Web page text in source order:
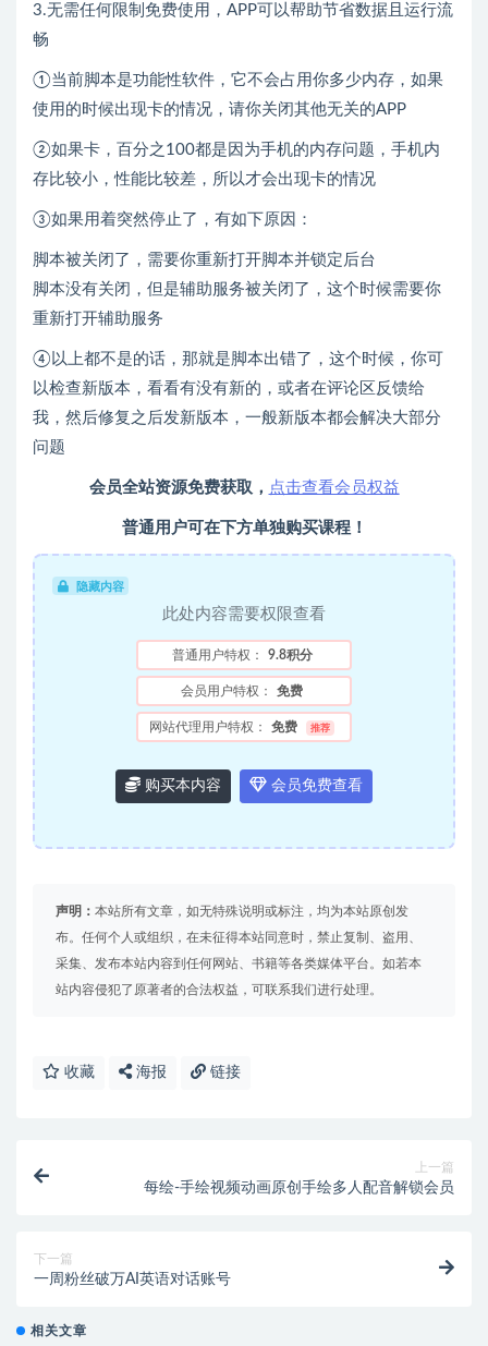
3.无需任何限制免费使用，APP可以帮助节省数据且运行流
畅
①当前脚本是功能性软件，它不会占用你多少内存，如果
使用的时候出现卡的情况，请你关闭其他无关的APP
②如果卡，百分之100都是因为手机的内存问题，手机内
存比较小，性能比较差，所以才会出现卡的情况
③如果用着突然停止了，有如下原因：
脚本被关闭了，需要你重新打开脚本并锁定后台
脚本没有关闭，但是辅助服务被关闭了，这个时候需要你
重新打开辅助服务
④以上都不是的话，那就是脚本出错了，这个时候，你可
以检查新版本，看看有没有新的，或者在评论区反馈给
我，然后修复之后发新版本，一般新版本都会解决大部分
问题
会员全站资源免费获取， 点击查看会员权益
普通用户可在下方单独购买课程！
隐藏内容
此处内容需要权限查看
普通用户特权： 9.8积分
会员用户特权： 免费
网站代理用户特权： 免费 推荐
购买本内容 会员免费查看
声明： 本站所有文章，如无特殊说明或标注，均为本站原创发
布。任何个人或组织，在未征得本站同意时，禁止复制、盗用、
采集、发布本站内容到任何网站、书籍等各类媒体平台。如若本
站内容侵犯了原著者的合法权益，可联系我们进行处理。
收藏 海报 链接
上一篇
每绘-手绘视频动画原创手绘多人配音解锁会员
下一篇
一周粉丝破万AI英语对话账号
相关文章